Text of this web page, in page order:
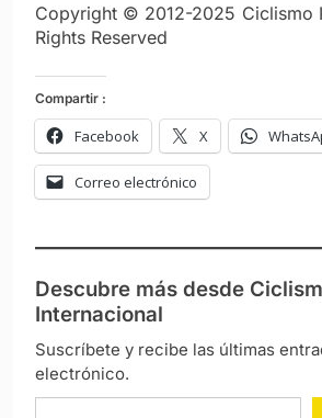
Copyright © 2012-2025 Ciclismo
Rights Reserved
Compartir :
Facebook X
Correo electrónico
Descubre más desde
Internacional
Suscríbete y recibe las últimas
electrónico.
Escribe tu correo electrónico…